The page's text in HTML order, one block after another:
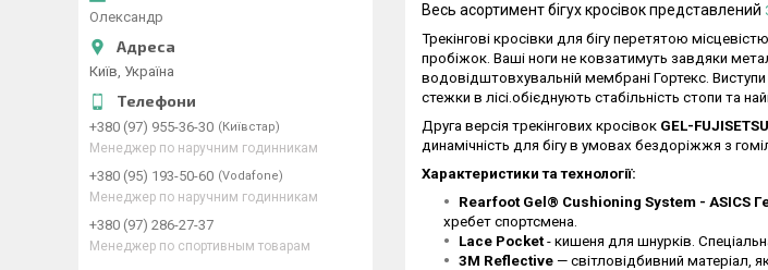
Весь асортимент бігух кросівок представлений
Трекінгові кросівки для бігу перетятою місцевістю
пробіжок. Ваші ноги не ковзатимуть завдяки
водовідштовхувальній мембрані Гортекс.
стежки в лісі.обієднують стабільність стопи та
Друга версія трекінгових кросівок GEL-FUJISETSU
динамічність для бігу в умовах бездоріжжя з
Характеристики та технології:
Rearfoot Gel® Cushioning System - ASICS
хребет спортсмена.
Lace Pocket- кишеня для шнурків.
3M Reflective — світловідбивний матеріал,
Олександр
Київ, Україна
+380 (97) 955-36-30 Київстар
Менеджер по наручним годинникам
+380 (95) 193-50-60 Vodafone
Менеджер по наручним годинникам
+380 (97) 286-27-37
Менеджер по спортивным товарам